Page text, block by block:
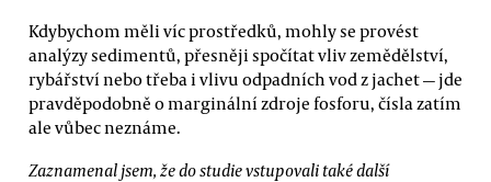
Kdybychom měli víc prostředků, mohly se provést
analýzy sedimentů, přesněji spočítat vliv zemědělství,
rybářství nebo třeba i vlivu odpadních vod z jachet — jde
pravděpodobně o marginální zdroje fosforu, čísla zatím
ale vůbec neznáme.
Zaznamenal jsem, že do studie vstupovali také další